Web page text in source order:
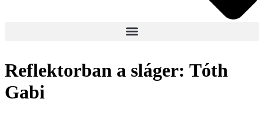
Reflektorban a sláger: Tóth
Gabi